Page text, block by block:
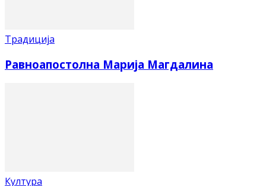
Традиција
Равноапостолна Марија Магдалина
Култура